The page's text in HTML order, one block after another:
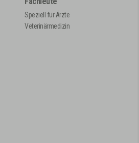
Speziell für Ärzte
Veterinärmedizin